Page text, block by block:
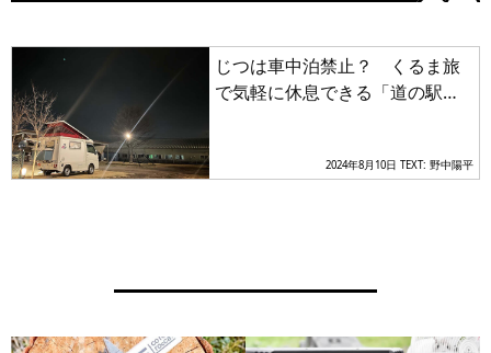
じつは車中泊禁止？ くるま旅
で気軽に休息できる「道の駅」
2024年8月10日 TEXT: 野中陽平